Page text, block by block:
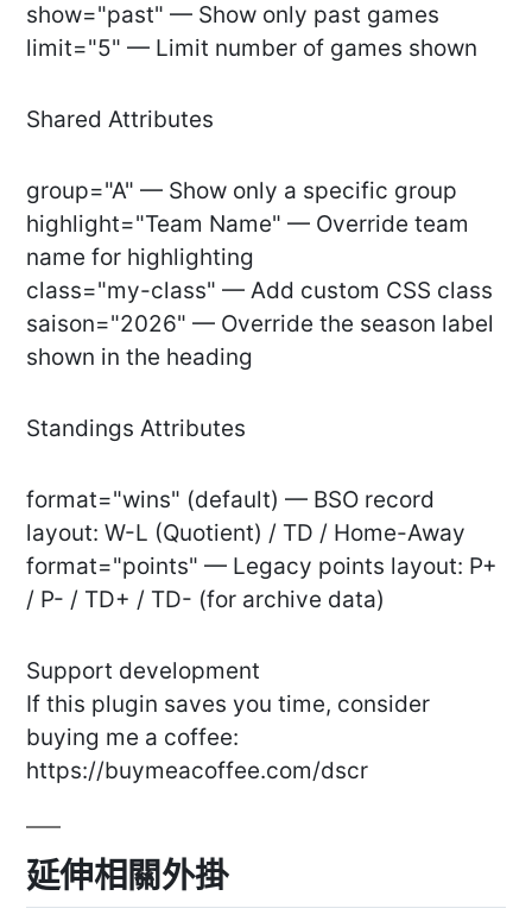
show="past" — Show only past games
limit="5" — Limit number of games shown
Shared Attributes
group="A" — Show only a specific group
highlight="Team Name" — Override team
name for highlighting
class="my-class" — Add custom CSS class
saison="2026" — Override the season label
shown in the heading
Standings Attributes
format="wins" (default) — BSO record
layout: W-L (Quotient) / TD / Home-Away
format="points" — Legacy points layout: P+
/ P- / TD+ / TD- (for archive data)
Support development
If this plugin saves you time, consider
buying me a coffee:
https://buymeacoffee.com/dscr
延伸相關外掛